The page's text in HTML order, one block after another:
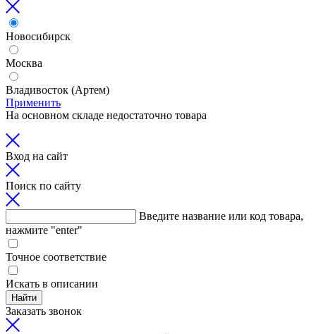
Новосибирск
Москва
Владивосток (Артем)
Применить
На основном складе недостаточно товара
Вход на сайт
Поиск по сайту
Введите название или код товара,
нажмите "enter"
Точное соответствие
Искать в описании
Найти
Заказать звонок